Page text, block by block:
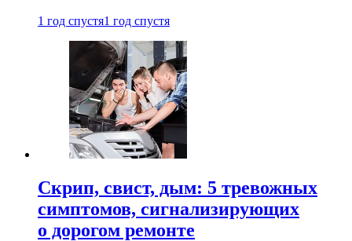
1 год спустя1 год спустя
Скрип, свист, дым: 5 тревожных
симптомов, сигнализирующих
о дорогом ремонте